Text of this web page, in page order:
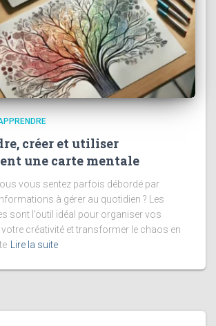
créer et utiliser
une carte mentale
vous sentez parfois débordé par
à gérer au quotidien ? Les
sont l’outil idéal pour organiser vos
créativité et transformer le chaos en
Lire la suite